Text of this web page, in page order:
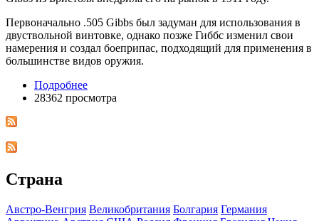
Первоначально .505 Gibbs был задуман для использования в
двуствольной винтовке, однако позже Гиббс изменил свои
намерения и создал боеприпас, подходящий для применения в
большинстве видов оружия.
Подробнее
28362 просмотра
Страна
Австро-Венгрия Великобритания Болгария Германия